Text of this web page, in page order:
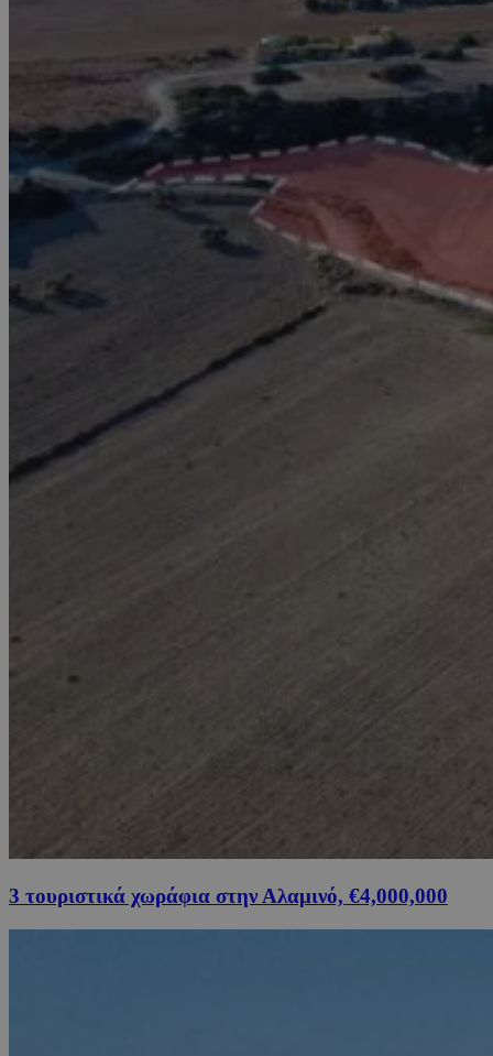
3 τουριστικά χωράφια στην Αλαμινό, €4,000,000